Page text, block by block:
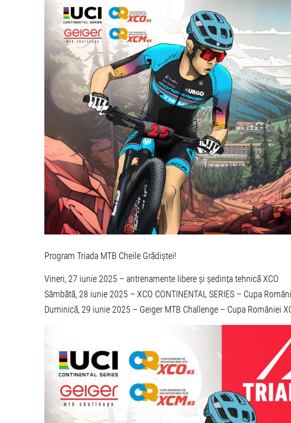
Program Triada MTB Cheile Grădiștei!
Vineri, 27 iunie 2025 – antrenamente libere și ședința tehnică XCO
Sâmbătă, 28 iunie 2025 – XCO CONTINENTAL SERIES – Cupa
Duminică, 29 iunie 2025 – Geiger MTB Challenge – Cupa României